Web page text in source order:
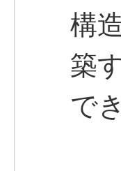
構
築
で